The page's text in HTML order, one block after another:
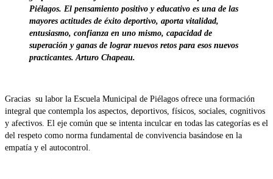
Piélagos. El pensamiento positivo y educativo es una de las
mayores actitudes de éxito deportivo, aporta vitalidad,
entusiasmo, confianza en uno mismo, capacidad de
superación y ganas de lograr nuevos retos para esos nuevos
practicantes. Arturo Chapeau.
Gracias su labor la Escuela Municipal de Piélagos ofrece una formación
integral que contempla los aspectos, deportivos, físicos, sociales, cognitivos
y afectivos. El eje común que se intenta inculcar en todas las categorías es el
del respeto como norma fundamental de convivencia basándose en la
empatía y el autocontrol.